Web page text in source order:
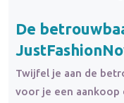
De
Twijfel je aan de
voor je een aankoop